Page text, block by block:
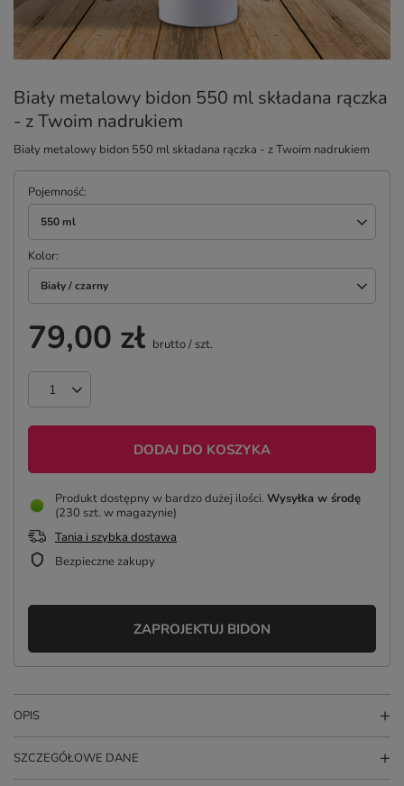
Biały metalowy bidon 550 ml składana rączka
- z Twoim nadrukiem
Biały metalowy bidon 550 ml składana rączka - z Twoim nadrukiem
Pojemność
550 ml
Kolor
Biały / czarny
79,00 zł brutto/ szt.
DODAJ DO KOSZYKA
Produkt dostępny w bardzo dużej ilości Wysyłka w środę
(230 szt. w magazynie)
Tania i szybka dostawa
Bezpieczne zakupy
ZAPROJEKTUJ BIDON
OPIS
SZCZEGÓŁOWE DANE